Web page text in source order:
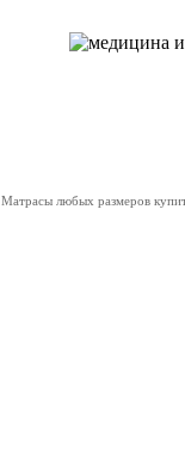
Матрасы любых размеров